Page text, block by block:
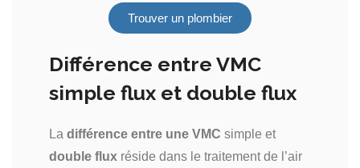
Trouver un plombier
Différence entre VMC
simple flux et double flux
La différence entre une VMC simple et
double flux réside dans le traitement de l’air